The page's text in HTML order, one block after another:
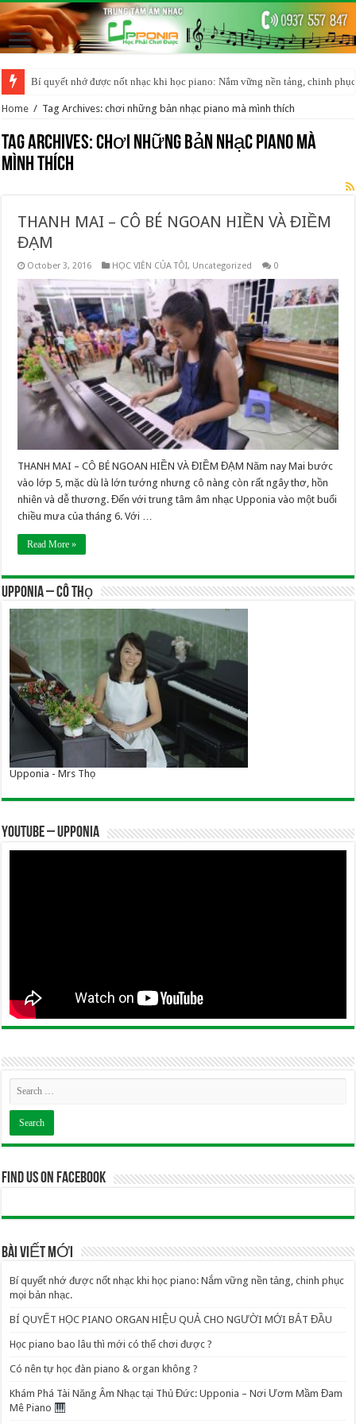
Bí quyết nhớ được nốt nhạc khi học piano: Nắm vững nền tảng, chinh
Home / Tag Archives: chơi những bản nhạc piano mà mình thích
Tag Archives:chơi những bản nhạc piano mà
mình thích
THANH MAI – CÔ BÉ NGOAN HIỀN VÀ ĐIỀM
ĐẠM
October 3, 2016 HỌC VIÊN CỦA TÔI, Uncategorized 0
THANH MAI – CÔ BÉ NGOAN HIỀN VÀ ĐIỀM ĐẠM Năm nay Mai bước
vào lớp 5, mặc dù là lớn tướng nhưng cô nàng còn rất ngây thơ, hồn
nhiên và dễ thương. Đến với trung tâm âm nhạc Upponia vào một buổi
chiều mưa của tháng 6. Với …
Read More »
UPPONIA – Cô Thọ
Upponia - Mrs Thọ
YOUTUBE – UPPONIA
Find us on Facebook
BÀI VIẾT MỚI
Bí quyết nhớ được nốt nhạc khi học piano: Nắm vững nền tảng, chinh phục
mọi bản nhạc.
BÍ QUYẾT HỌC PIANO ORGAN HIỆU QUẢ CHO NGƯỜI MỚI BẮT ĐẦU
Học piano bao lâu thì mới có thể chơi được ?
Có nên tự học đàn piano & organ không ?
Khám Phá Tài Năng Âm Nhạc tại Thủ Đức: Upponia – Nơi Ươm Mầm Đam
Mê Piano